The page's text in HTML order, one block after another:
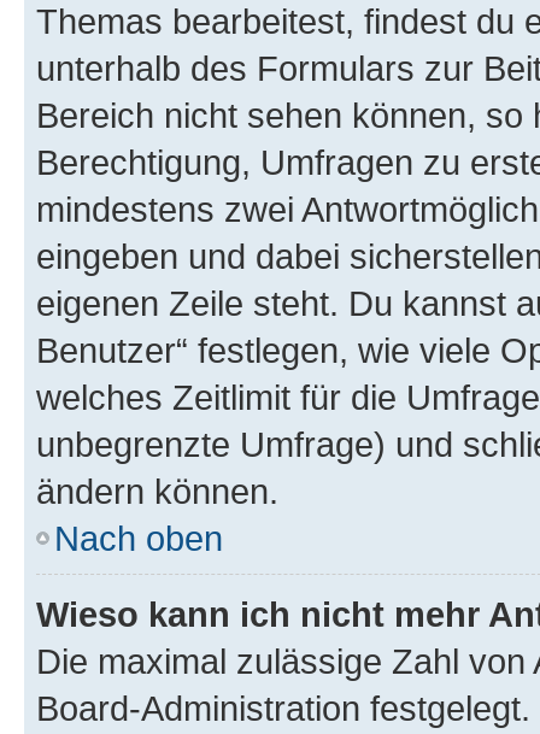
Themas bearbeitest, findest du
unterhalb des Formulars zur
Bereich nicht sehen können,
Berechtigung, Umfragen zu
mindestens zwei
eingeben und dabei
eigenen Zeile steht. Du kannst
Benutzer“ festlegen, wie viele
welches Zeitlimit für die
unbegrenzte Umfrage) und
ändern können.
Nach oben
Wieso kann ich nicht mehr
Die maximal zulässige Zahl
Board-Administration